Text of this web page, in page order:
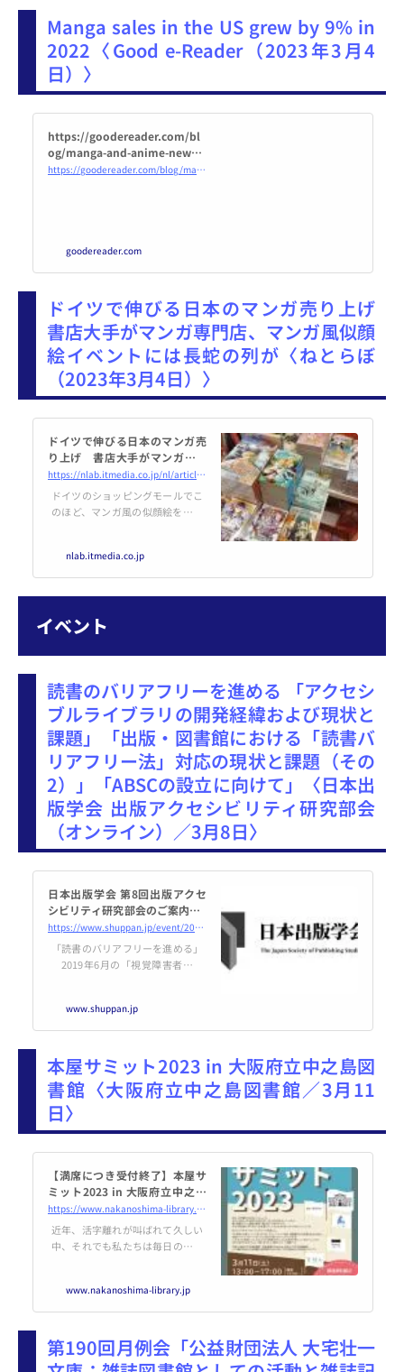
開店が相次ぎ、米最大チェーンの
バーンズ・アンド・ノーブル（B&
N）も全米で店舗拡大に動く。
「今年は総店舗数が30店ほど増え
る見通しだ」。B&Nのジェーム
Manga sales in the US grew by 9% in
2022〈Good e-Reader（2023年3月4
日）〉
https://goodereader.com/bl
og/manga-and-anime-news/
manga-sales-in-the-us-grew-https://goodereader.com/blog/manga-and-anime-news/manga-sales-in-the-us-grew-by-9-in-2022
goodereader.com
ドイツで伸びる日本のマンガ売り上げ
書店大手がマンガ専門店、マンガ風似顔
絵イベントには長蛇の列が〈ねとらぼ
（2023年3月4日）〉
ドイツで伸びる日本のマンガ売
り上げ 書店大手がマンガ専門
店、マンガ風似顔絵イベントに
は長蛇の列が
https://nlab.itmedia.co.jp/nl/articles/2303/04/news018.html
ドイツのショッピングモールでこ
のほど、マンガ風の似顔絵を描い
「巣ごもり需要」で海外でも日本
のマンガが売上を伸ばしていると
いう報道は、何度か目にしたこと
方で、その後の展開はあまり知ら
nlab.itmedia.co.jp
イベント
読書のバリアフリーを進める 「アクセシ
ブルライブラリの開発経緯および現状と
課題」「出版・図書館における「読書バ
リアフリー法」対応の現状と課題（その
2）」「ABSCの設立に向けて」〈日本出
版学会 出版アクセシビリティ研究部会
（オンライン）／3月8日〉
日本出版学会 第8回出版アクセ
シビリティ研究部会のご案内（2
023年3月8日開催） | 日本出版
学会
https://www.shuppan.jp/event/2023/02/03/2599/
「読書のバリアフリーを進める」
2019年6月の「視覚障害者等の
行から約4年、2020年7月の国の
「視覚障害者等の読書環境の整備
（読書バリアフリー基本
www.shuppan.jp
本屋サミット2023 in 大阪府立中之島図
書館〈大阪府立中之島図書館／3月11
日〉
【満席につき受付終了】本屋サ
ミット2023 in 大阪府立中之島
図書館 - 大阪府立中之島図書館https://www.nakanoshima-library.jp/event/event-991/
近年、活字離れが叫ばれて久しい
中、それでも私たちは毎日の生活
で魅力的ではありますが、やはり
実店舗で手に取って本を選びた
しょうか。私たちと「本」をつな
いでくれている本屋さん。その現
www.nakanoshima-library.jp
第190回月例会「公益財団法人 大宅壮一